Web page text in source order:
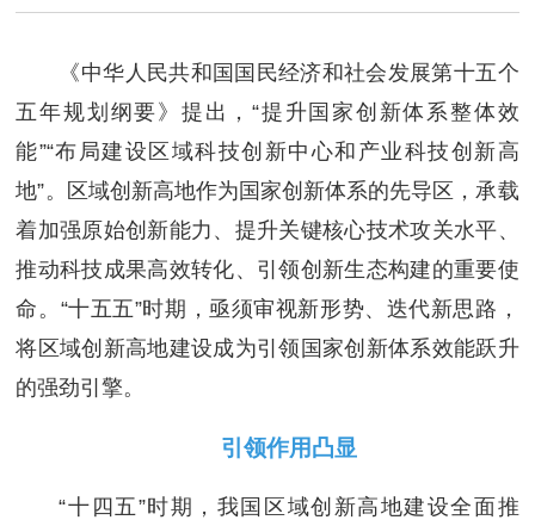
《中华人民共和国国民经济和社会发展第十五个
五年规划纲要》提出，“提升国家创新体系整体效
能”“布局建设区域科技创新中心和产业科技创新高
地”。区域创新高地作为国家创新体系的先导区，承载
着加强原始创新能力、提升关键核心技术攻关水平、
推动科技成果高效转化、引领创新生态构建的重要使
命。“十五五”时期，亟须审视新形势、迭代新思路，
将区域创新高地建设成为引领国家创新体系效能跃升
的强劲引擎。
引领作用凸显
“十四五”时期，我国区域创新高地建设全面推